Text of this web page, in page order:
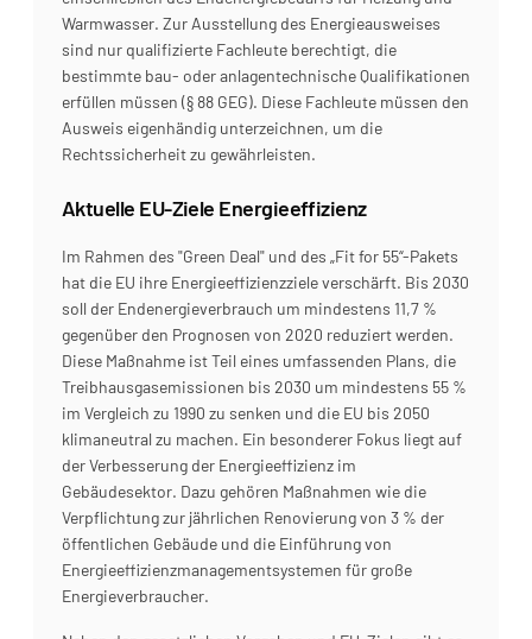
Warmwasser. Zur Ausstellung des Energieausweises
sind nur qualifizierte Fachleute berechtigt, die
bestimmte bau- oder anlagentechnische Qualifikationen
erfüllen müssen (§ 88 GEG). Diese Fachleute müssen den
Ausweis eigenhändig unterzeichnen, um die
Rechtssicherheit zu gewährleisten.
Aktuelle EU-Ziele Energieeffizienz
Im Rahmen des "Green Deal" und des „Fit for 55“-Pakets
hat die EU ihre Energieeffizienzziele verschärft. Bis 2030
soll der Endenergieverbrauch um mindestens 11,7 %
gegenüber den Prognosen von 2020 reduziert werden.
Diese Maßnahme ist Teil eines umfassenden Plans, die
Treibhausgasemissionen bis 2030 um mindestens 55 %
im Vergleich zu 1990 zu senken und die EU bis 2050
klimaneutral zu machen. Ein besonderer Fokus liegt auf
der Verbesserung der Energieeffizienz im
Gebäudesektor. Dazu gehören Maßnahmen wie die
Verpflichtung zur jährlichen Renovierung von 3 % der
öffentlichen Gebäude und die Einführung von
Energieeffizienzmanagementsystemen für große
Energieverbraucher.